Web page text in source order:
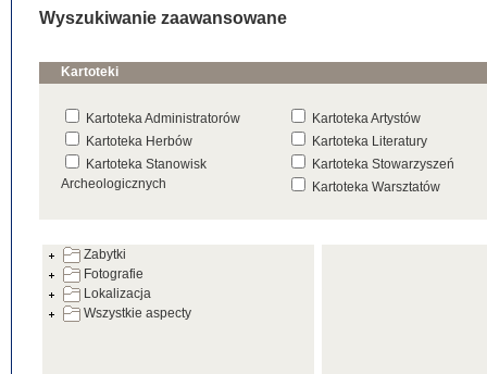
Wyszukiwanie zaawansowane
Kartoteki
Kartoteka Administratorów
Kartoteka Artystów
Kartoteka Herbów
Kartoteka Literatury
Kartoteka Stanowisk
Archeologicznych
Kartoteka Stowarzyszeń
Kartoteka Warsztatów
Zabytki
Fotografie
Lokalizacja
Wszystkie aspecty